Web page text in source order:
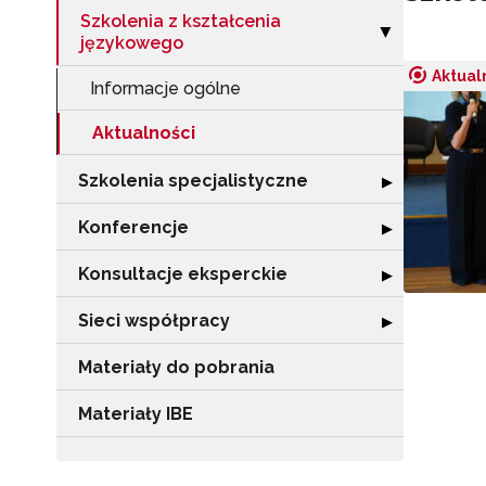
Szkolenia z kształcenia
językowego
Zwiń sekcję
▶
Informacje ogólne
Aktualności
Szkolenia specjalistyczne Rozwiń sekcję
▶
Konferencje Rozwiń sekcję
▶
Konsultacje eksperckie Rozwiń sekcję
▶
Sieci współpracy Rozwiń sekcję
▶
Materiały do pobrania
Materiały IBE